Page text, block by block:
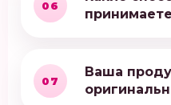
06
07
Ваша